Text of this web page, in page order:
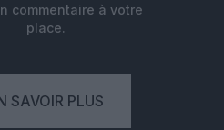
commentaire à votre
place.
SAVOIR PLUS